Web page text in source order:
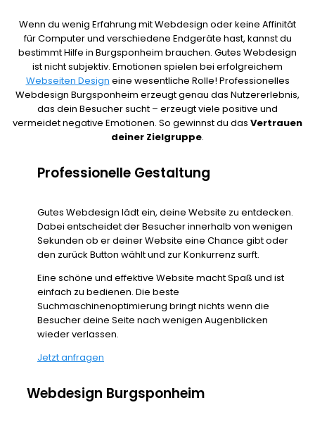
Wenn du wenig Erfahrung mit Webdesign oder keine Affinität
für Computer und verschiedene Endgeräte hast, kannst du
bestimmt Hilfe in Burgsponheim brauchen. Gutes Webdesign
ist nicht subjektiv. Emotionen spielen bei erfolgreichem
Webseiten Design eine wesentliche Rolle! Professionelles
Webdesign Burgsponheim erzeugt genau das Nutzererlebnis,
das dein Besucher sucht – erzeugt viele positive und
vermeidet negative Emotionen. So gewinnst du das Vertrauen
deiner Zielgruppe.
Professionelle Gestaltung
Gutes Webdesign lädt ein, deine Website zu entdecken.
Dabei entscheidet der Besucher innerhalb von wenigen
Sekunden ob er deiner Website eine Chance gibt oder
den zurück Button wählt und zur Konkurrenz surft.
Eine schöne und effektive Website macht Spaß und ist
einfach zu bedienen. Die beste
Suchmaschinenoptimierung bringt nichts wenn die
Besucher deine Seite nach wenigen Augenblicken
wieder verlassen.
Jetzt anfragen
Webdesign Burgsponheim